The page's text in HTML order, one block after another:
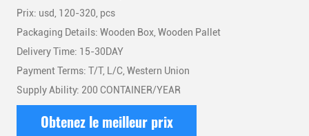
Prix: usd, 120-320, pcs
Packaging Details: Wooden Box, Wooden Pallet
Delivery Time: 15-30DAY
Payment Terms: T/T, L/C, Western Union
Supply Ability: 200 CONTAINER/YEAR
Obtenez le meilleur prix